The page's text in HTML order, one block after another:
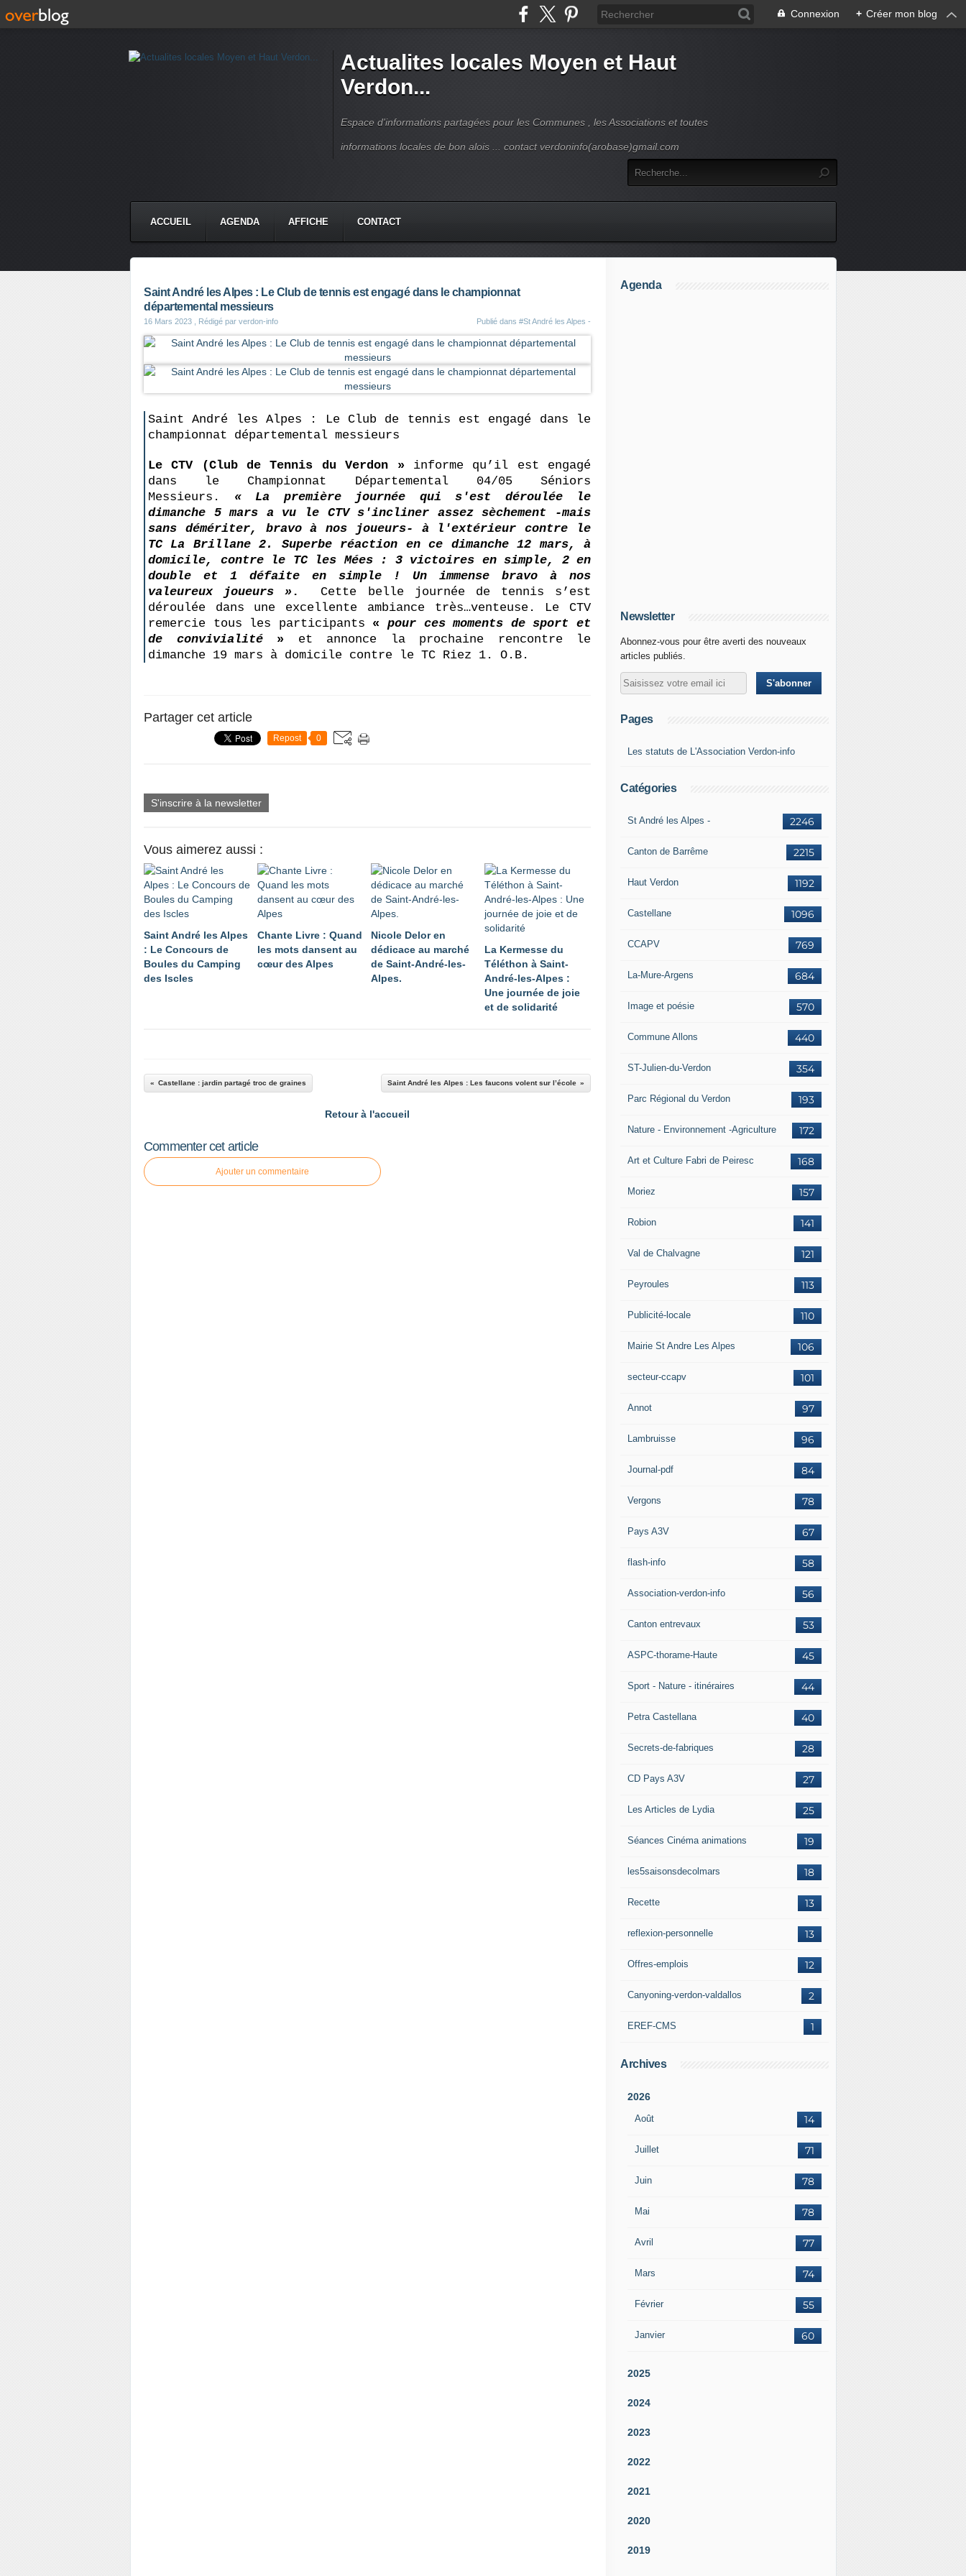
Connexion + Créer mon blog
Actualites locales Moyen et Haut
Verdon...
Espace d'informations partagées pour les Communes , les Associations et toutes
informations locales de bon alois ... contact verdoninfo(arobase)gmail.com
ACCUEIL AGENDA AFFICHE CONTACT
Saint André les Alpes : Le Club de tennis est engagé dans le championnat
départemental messieurs
16 Mars 2023 , Rédigé par verdon-info Publié dans #St André les Alpes -
Saint André les Alpes : Le Club de tennis est engagé dans le
championnat départemental messieurs
Le CTV (Club de Tennis du Verdon » informe qu’il est engagé
dans le Championnat Départemental 04/05 Séniors
Messieurs. « La première journée qui s'est déroulée le
dimanche 5 mars a vu le CTV s'incliner assez sèchement -mais
sans démériter, bravo à nos joueurs- à l'extérieur contre le
TC La Brillane 2. Superbe réaction en ce dimanche 12 mars, à
domicile, contre le TC les Mées : 3 victoires en simple, 2 en
double et 1 défaite en simple ! Un immense bravo à nos
valeureux joueurs » .
Cette belle journée de tennis s’est
déroulée dans une excellente ambiance très…venteuse. Le CTV
remercie tous les participants «pour ces moments de sport et
de convivialité» et annonce la prochaine rencontre le
dimanche 19 mars à domicile contre le TC Riez 1. O.B.
Partager cet article
Repost 0
S'inscrire à la newsletter
Vous aimerez aussi :
Saint André les Alpes
: Le Concours de
Boules du Camping
des Iscles
Chante Livre : Quand
les mots dansent au
cœur des Alpes
Nicole Delor en
dédicace au marché
de Saint-André-les-
Alpes.
La Kermesse du
Téléthon à Saint-
André-les-Alpes :
Une journée de joie
et de solidarité
Castellane : jardin partagé troc de graines Saint André les Alpes : Les faucons volent sur l’école
Retour à l'accueil
Commenter cet article
Ajouter un commentaire
Agenda
Newsletter
Abonnez-vous pour être averti des nouveaux
articles publiés.
Pages
Les statuts de L'Association Verdon-info
Catégories
2246
St André les Alpes -
2215
Canton de Barrême
1192
Haut Verdon
1096
Castellane
769
CCAPV
684
La-Mure-Argens
570
Image et poésie
440
Commune Allons
354
ST-Julien-du-Verdon
193
Parc Régional du Verdon
172
Nature - Environnement -Agriculture
168
Art et Culture Fabri de Peiresc
157
Moriez
141
Robion
121
Val de Chalvagne
113
Peyroules
110
Publicité-locale
106
Mairie St Andre Les Alpes
101
secteur-ccapv
97
Annot
96
Lambruisse
84
Journal-pdf
78
Vergons
67
Pays A3V
58
flash-info
56
Association-verdon-info
53
Canton entrevaux
45
ASPC-thorame-Haute
44
Sport - Nature - itinéraires
40
Petra Castellana
28
Secrets-de-fabriques
27
CD Pays A3V
25
Les Articles de Lydia
19
Séances Cinéma animations
18
les5saisonsdecolmars
13
Recette
13
reflexion-personnelle
12
Offres-emplois
2
Canyoning-verdon-valdallos
1
EREF-CMS
Archives
2026
Août 14
Juillet 71
Juin 78
Mai 78
Avril 77
Mars 74
Février 55
Janvier 60
2025
2024
2023
2022
2021
2020
2019